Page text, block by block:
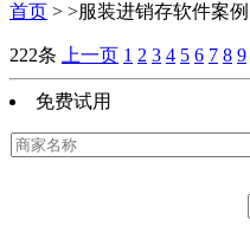
首页 > >服装进销存软件案例
222条 上一页 1 2 3 4 5 6 7 8 9
免费试用